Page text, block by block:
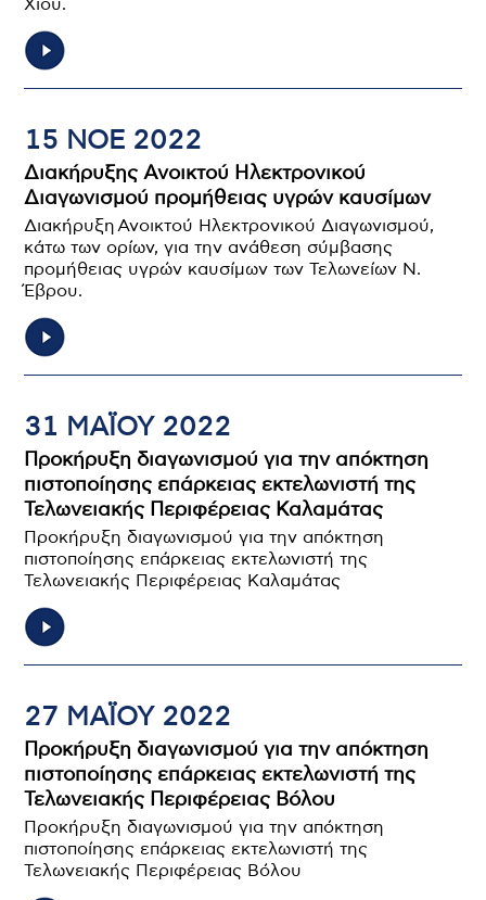
Χίου.
15 ΝΟΕ 2022
Διακήρυξης Ανοικτού Ηλεκτρονικού
Διαγωνισμού προμήθειας υγρών καυσίμων
Διακήρυξη Ανοικτού Ηλεκτρονικού Διαγωνισμού,
κάτω των ορίων, για την ανάθεση σύμβασης
προμήθειας υγρών καυσίμων των Τελωνείων Ν.
Έβρου.
31 ΜΑΪ́ΟΥ 2022
Προκήρυξη διαγωνισμού για την απόκτηση
πιστοποίησης επάρκειας εκτελωνιστή της
Τελωνειακής Περιφέρειας Καλαμάτας
Προκήρυξη διαγωνισμού για την απόκτηση
πιστοποίησης επάρκειας εκτελωνιστή της
Τελωνειακής Περιφέρειας Καλαμάτας
27 ΜΑΪ́ΟΥ 2022
Προκήρυξη διαγωνισμού για την απόκτηση
πιστοποίησης επάρκειας εκτελωνιστή της
Τελωνειακής Περιφέρειας Βόλου
Προκήρυξη διαγωνισμού για την απόκτηση
πιστοποίησης επάρκειας εκτελωνιστή της
Τελωνειακής Περιφέρειας Βόλου